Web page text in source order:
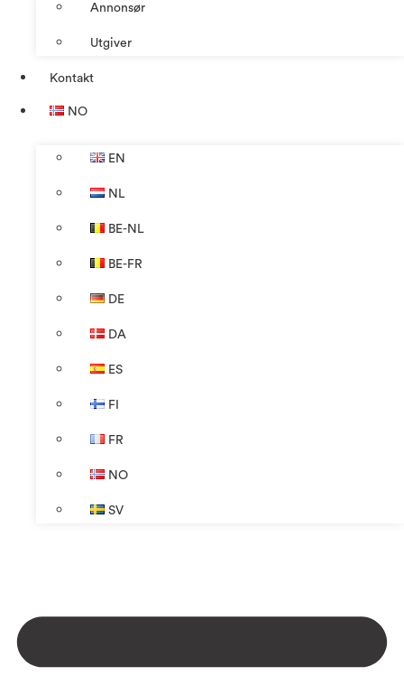
Annonsør
Utgiver
Kontakt
NO
EN
NL
BE-NL
BE-FR
DE
DA
ES
FI
FR
NO
SV